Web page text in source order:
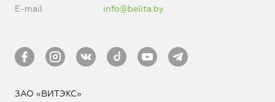
E-mail
info@belita.by
ЗАО «ВИТЭКС»